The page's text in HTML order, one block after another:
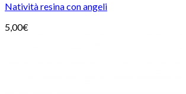
Natività resina con angeli
5,00€